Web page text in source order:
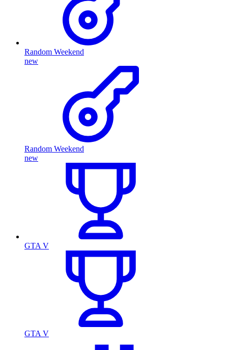
Random Weekend
new
Random Weekend
new
GTA V
GTA V